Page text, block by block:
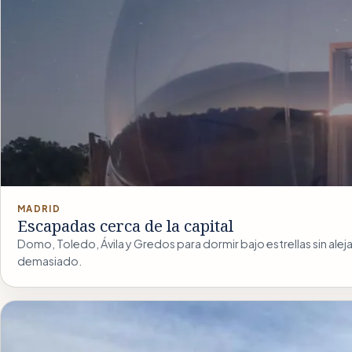
MADRID
Escapadas cerca de la capital
Domo, Toledo, Ávila y Gredos para dormir bajo estrellas sin
demasiado.